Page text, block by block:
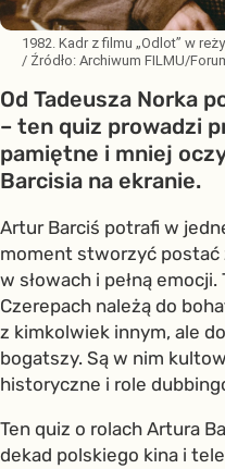
1982. Kadr z filmu „Odlot” w
/ Źródło: Archiwum FILMU/
Od Tadeusza Norka
– ten quiz prowadzi
pamiętne i mniej
Barcisia na ekranie.
Artur Barciś potrafi w
moment stworzyć postać
w słowach i pełną
Czerepach należą do
z kimkolwiek innym, ale
bogatszy. Są w nim
historyczne i role
Ten quiz o rolach Artura
dekad polskiego kina i